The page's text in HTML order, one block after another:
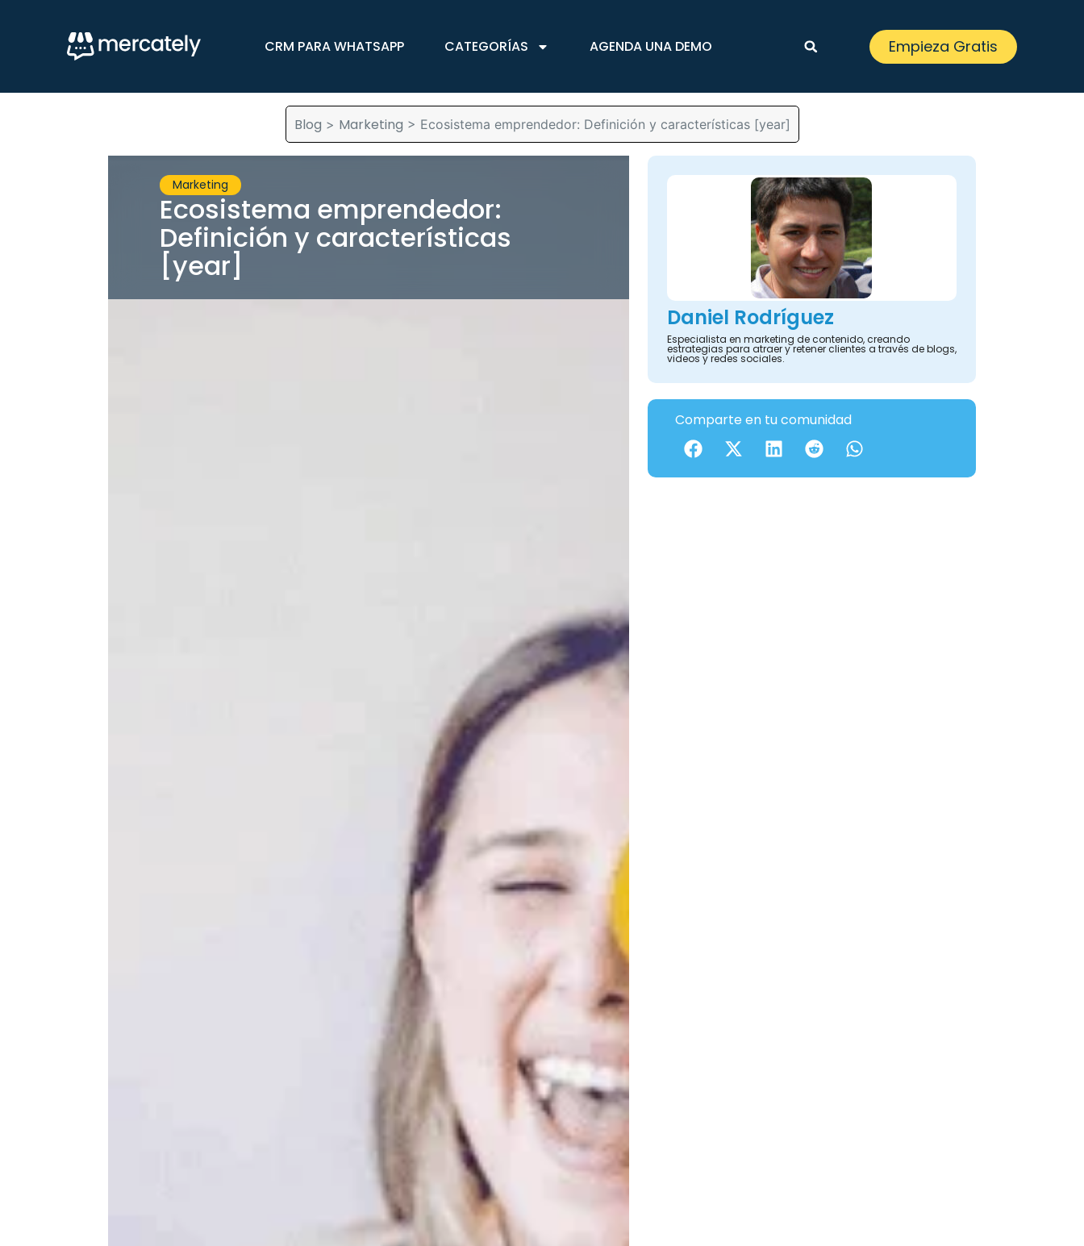
CRM PARA WHATSAPP CATEGORÍAS AGENDA UNA DEMO Empieza Gratis
Blog > Marketing > Ecosistema emprendedor: Definición y características [year]
Marketing
Ecosistema emprendedor:
Definición y características
[year]
Daniel Rodríguez
Especialista en marketing de contenido, creando
estrategias para atraer y retener clientes a través de blogs,
videos y redes sociales.
Comparte en tu comunidad